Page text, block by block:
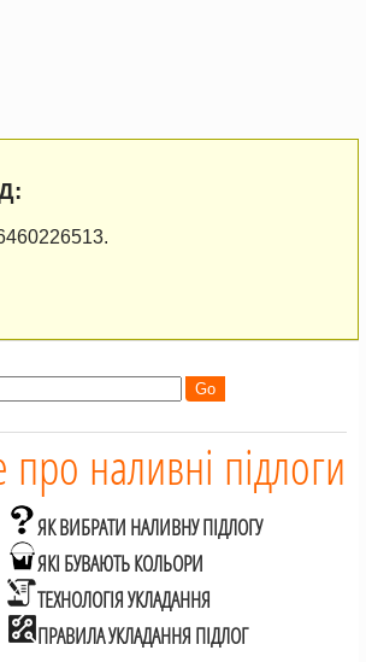
про наливні підлоги
ЯК ВИБРАТИ НАЛИВНУ ПІДЛОГУ
ЯКІ БУВАЮТЬ КОЛЬОРИ
ТЕХНОЛОГІЯ УКЛАДАННЯ
ПРАВИЛА УКЛАДАННЯ ПІДЛОГ